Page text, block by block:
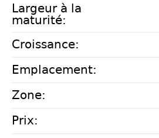
Largeur à la
maturité:
Croissance:
Emplacement:
Zone:
Prix: